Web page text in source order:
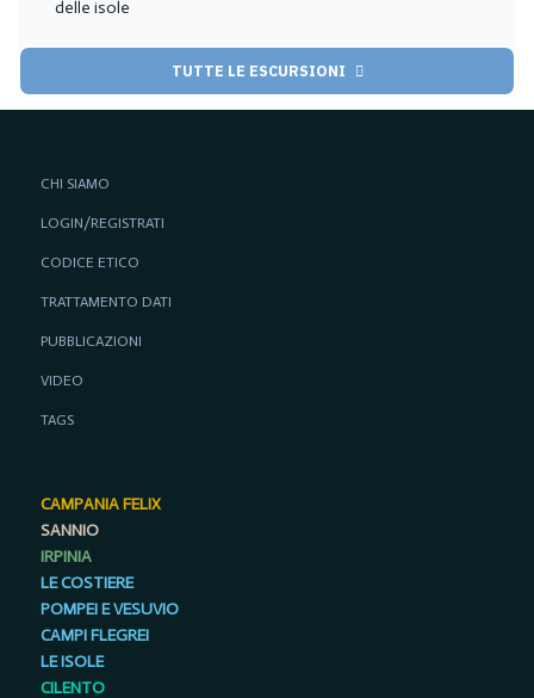
delle isole
TUTTE LE ESCURSIONI
CHI SIAMO
LOGIN/REGISTRATI
CODICE ETICO
TRATTAMENTO DATI
PUBBLICAZIONI
VIDEO
TAGS
CAMPANIA FELIX
SANNIO
IRPINIA
LE COSTIERE
POMPEI E VESUVIO
CAMPI FLEGREI
LE ISOLE
CILENTO